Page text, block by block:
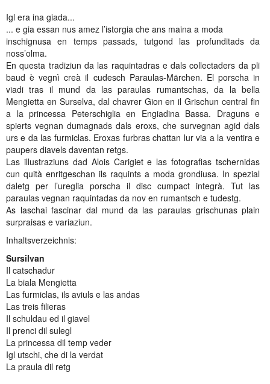
Igl era ina giada...
... e gia essan nus amez l’istorgia che ans maina a moda
inschignusa en temps passads, tutgond las profunditads da
noss’olma.
En questa tradiziun da las raquintadras e dals collectaders da pli
baud è vegnì creà il cudesch Paraulas-Märchen. El porscha in
viadi tras il mund da las paraulas rumantschas, da la bella
Mengietta en Surselva, dal chavrer Gion en il Grischun central fin
a la princessa Peterschiglia en Engiadina Bassa. Draguns e
spierts vegnan dumagnads dals eroxs, che survegnan agid dals
urs e da las furmiclas. Eroxas furbras chattan lur via a la ventira e
paupers diavels daventan retgs.
Las illustraziuns dad Alois Carigiet e las fotografias tschernidas
cun quità enritgeschan ils raquints a moda grondiusa. In spezial
daletg per l’ureglia porscha il disc cumpact integrà. Tut las
paraulas vegnan raquintadas da nov en rumantsch e tudestg.
As laschai fascinar dal mund da las paraulas grischunas plain
surpraisas e variaziun.
Inhaltsverzeichnis:
Sursilvan
Il catschadur
La biala Mengietta
Las furmiclas, ils aviuls e las andas
Las treis filieras
Il schuldau ed il giavel
Il prenci dil sulegl
La princessa dil temp veder
Igl utschi, che di la verdat
La praula dil retg